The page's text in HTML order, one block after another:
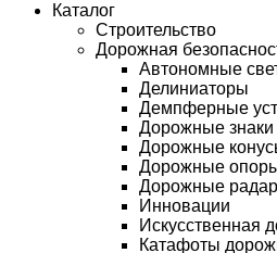
Каталог
Строительство
Дорожная
Автономные
Делиниаторы
Демпферные
Дорожные знаки
Дорожные
Дорожные
Дорожные
Инновации
Искусственная
Катафоты